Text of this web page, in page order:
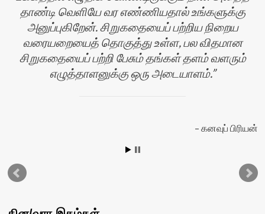
தாண்டி வெளியே வர எண்ணியதால் உங்களுக்கு
அனுப்புகிறேன். சிறுகதையைப் பற்றிய நிறைய
வரையறையைத் தொகுத்து உள்ள, பல விதமான
சிறுகதையைப் பற்றி பேசும் தங்கள் தளம் வளரும்
எழுத்தாளனுக்கு ஒரு அடையாளம்.
கனவுப் பிரியன்